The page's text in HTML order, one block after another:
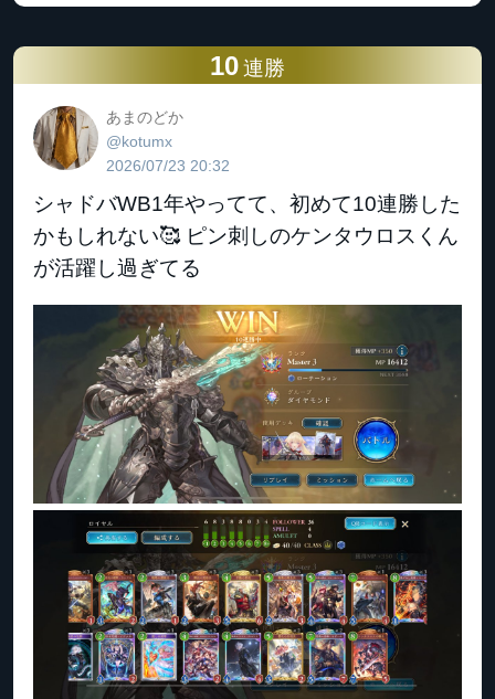
10 連勝
あまのどか
@kotumx
2026/07/23 20:32
シャドバWB1年やってて、初めて10連勝した
かもしれない🥰 ピン刺しのケンタウロスくん
が活躍し過ぎてる